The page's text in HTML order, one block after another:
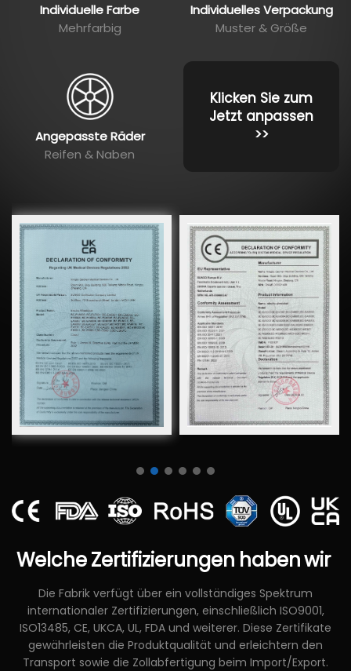
Individuelle Farbe
Mehrfarbig
Individuelles Verpackung
Muster & Größe
Angepasste Räder
Reifen & Naben
Klicken Sie zum
Jetzt anpassen
>>
WelcheZertifizierungen habenwir
Die Fabrik verfügt über ein vollständiges Spektrum
internationaler Zertifizierungen, einschließlich ISO9001,
ISO13485, CE, UKCA, UL, FDA und weiterer. Diese Zertifikate
gewährleisten die Produktqualität und erleichtern den
Transport sowie die Zollabfertigung beim Import/Export.